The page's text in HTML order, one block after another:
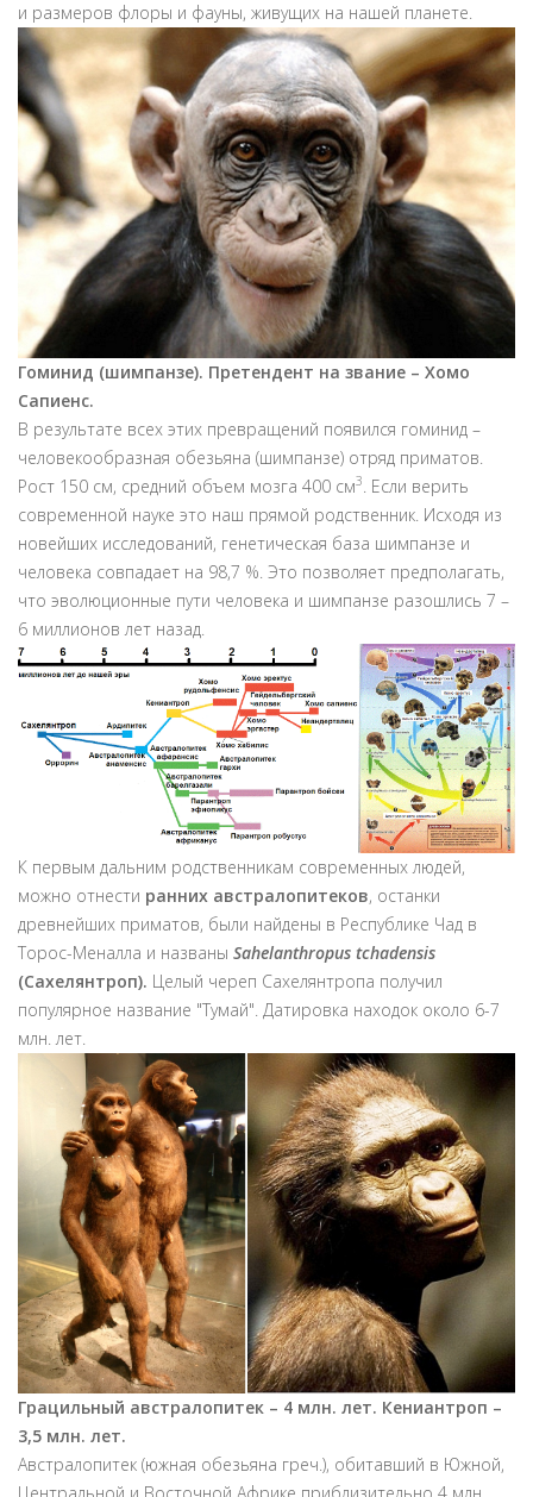
и размеров флоры и фауны, живущих на нашей планете.
Гоминид (шимпанзе). Претендент на звание – Хомо
Сапиенс.
В результате всех этих превращений появился гоминид –
человекообразная обезьяна (шимпанзе) отряд приматов.
Рост 150 см, средний объем мозга 400 см3
. Если верить
современной науке это наш прямой родственник. Исходя из
новейших исследований, генетическая база шимпанзе и
человека совпадает на 98,7 %. Это позволяет предполагать,
что эволюционные пути человека и шимпанзе разошлись 7 –
6 миллионов лет назад.
К первым дальним родственникам современных людей,
можно отнести ранних австралопитеков, останки
древнейших приматов, были найдены в Республике Чад в
Торос-Меналла и названы Sahelanthropus tchadensis
(Сахелянтроп). Целый череп Сахелянтропа получил
популярное название "Тумай". Датировка находок около 6-7
млн. лет.
Грацильный австралопитек – 4 млн. лет. Кениантроп –
3,5 млн. лет.
Австралопитек (южная обезьяна греч.), обитавший в Южной,